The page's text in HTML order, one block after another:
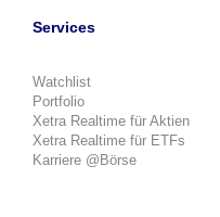
Services
Watchlist
Portfolio
Xetra Realtime für Aktien
Xetra Realtime für ETFs
Karriere @Börse